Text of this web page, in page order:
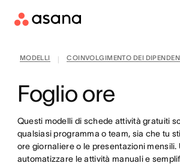
MODELLI COINVOLGIMENTO DEI
Foglio ore
Questi modelli di schede attività gratuiti
qualsiasi programma o team, sia che tu
ore giornaliere o le presentazioni mensili.
automatizzare le attività manuali e